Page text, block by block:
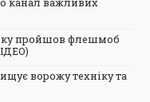
канал важливих
пройшов флешмоб
ворожу техніку та